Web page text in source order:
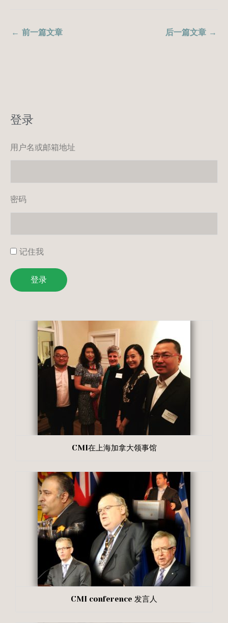
← 前一篇文章 后一篇文章 →
登录
用户名或邮箱地址
密码
记住我
登录
CMI在上海加拿大领事馆
CMI conference 发言人